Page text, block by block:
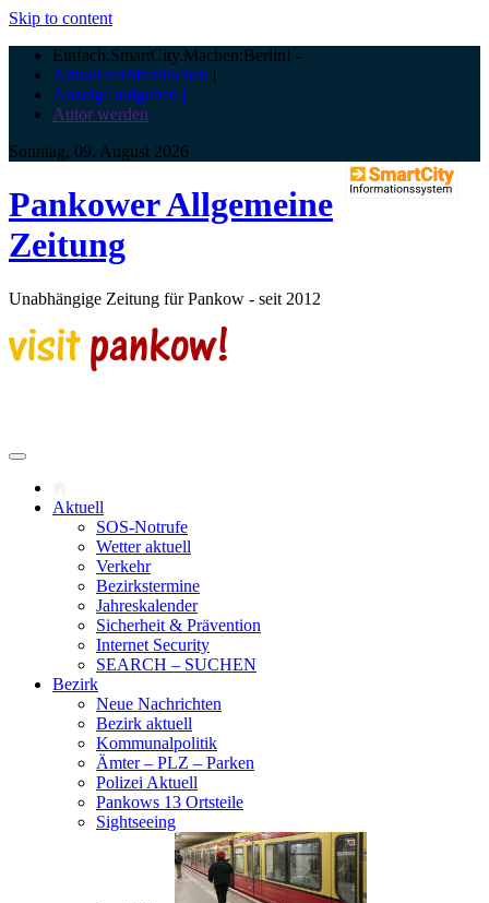
Skip to content
Einfach.SmartCity.Machen:Berlin! -
Artikel veröffentlichen |
Anzeige aufgeben |
Autor werden
Sonntag, 09. August 2026
Pankower Allgemeine
Zeitung
Unabhängige Zeitung für Pankow - seit 2012
Aktuell
SOS-Notrufe
Wetter aktuell
Verkehr
Bezirkstermine
Jahreskalender
Sicherheit & Prävention
Internet Security
SEARCH – SUCHEN
Bezirk
Neue Nachrichten
Bezirk aktuell
Kommunalpolitik
Ämter – PLZ – Parken
Polizei Aktuell
Pankows 13 Ortsteile
Sightseeing